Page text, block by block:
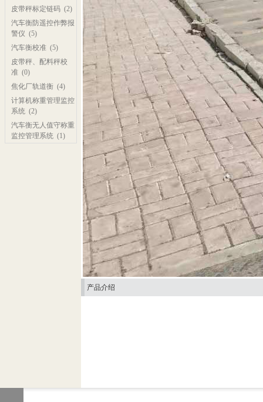
皮带秤标定链码(2)
汽车衡防遥控作弊报
警仪 (5)
汽车衡校准(5)
皮带秤、配料秤校
准(0)
焦化厂轨道衡(4)
计算机称重管理监控
系统(2)
汽车衡无人值守称重
监控管理系统(1)
产品介绍